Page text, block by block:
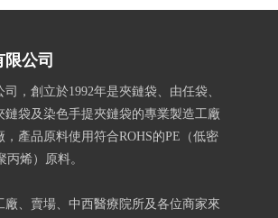
公司
，創立於1992年是夾鏈袋、由任袋、
鏈袋及染色手提夾鏈袋的專業製造工廠
產品原料使用符合ROHS的PE（低密
丙烯）原料。
廠、賣場、中西醫療院所及各位商家來